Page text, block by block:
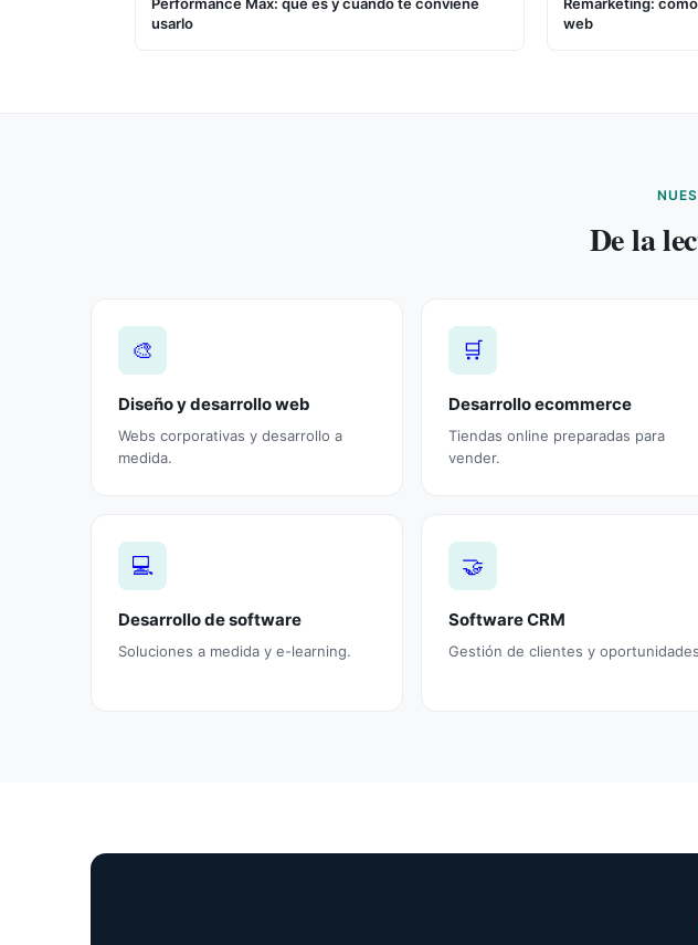
usarlo
web
De la
🎨
Diseño y desarrollo web
Webs corporativas y desarrollo a
medida.
🛒
Desarrollo ecommerce
Tiendas online preparadas para
vender.
💻
Desarrollo de software
Soluciones a medida y e-learning.
🤝
Software CRM
Gestión de clientes y